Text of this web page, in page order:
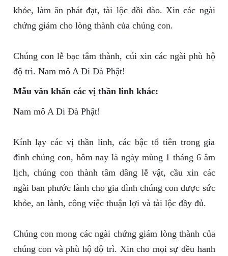
khỏe, làm ăn phát đạt, tài lộc dồi dào. Xin các ngài
chứng giám cho lòng thành của chúng con.
Chúng con lễ bạc tâm thành, cúi xin các ngài phù hộ
độ trì. Nam mô A Di Đà Phật!
Mẫu văn khấn các vị thần linh khác:
Nam mô A Di Đà Phật!
Kính lạy các vị thần linh, các bậc tổ tiên trong gia
đình chúng con, hôm nay là ngày mùng 1 tháng 6 âm
lịch, chúng con thành tâm dâng lễ vật, cầu xin các
ngài ban phước lành cho gia đình chúng con được sức
khỏe, an lành, công việc thuận lợi và tài lộc đầy đủ.
Chúng con mong các ngài chứng giám lòng thành của
chúng con và phù hộ độ trì. Xin cho mọi sự đều hanh